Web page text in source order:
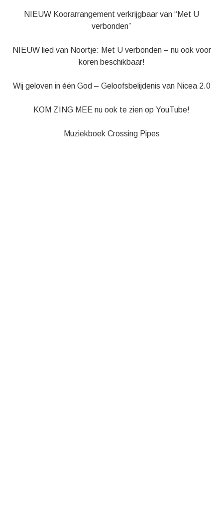
NIEUW Koorarrangement verkrijgbaar van “Met U
verbonden”
NIEUW lied van Noortje: Met U verbonden – nu ook voor
koren beschikbaar!
Wij geloven in één God – Geloofsbelijdenis van Nicea 2.0
KOM ZING MEE nu ook te zien op YouTube!
Muziekboek Crossing Pipes